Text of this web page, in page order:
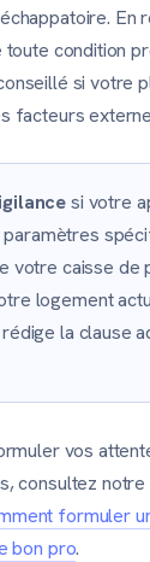
En
toute condition
si votre
facteurs
si votre
votre caisse de
logement
la clause
vos
consultez
formuler
bon pro.